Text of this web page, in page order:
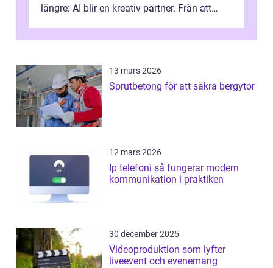
längre: AI blir en kreativ partner. Från att
13 mars 2026
Sprutbetong för att säkra bergytor
12 mars 2026
Ip telefoni så fungerar modern
kommunikation i praktiken
30 december 2025
Videoproduktion som lyfter
liveevent och evenemang